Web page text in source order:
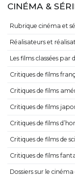
CINÉMA &
Rubrique cinéma et
Réalisateurs et
Les films classées par
Critiques de films
Critiques de films
Critiques de films
Critiques de films
Critiques de films de
Critiques de films
Dossiers sur le cinéma